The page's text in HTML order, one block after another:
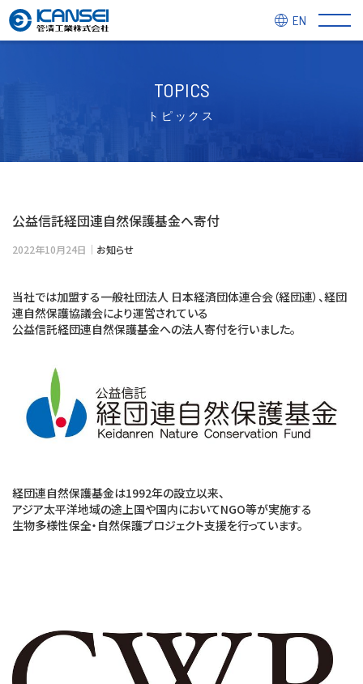
EN
TOPICS
トピックス
公益信託経団連自然保護基金へ寄付
2022年10月24日｜ お知らせ
当社では加盟する一般社団法人 日本経済団体連合会（経団連）、経団
連自然保護協議会により運営されている
公益信託経団連自然保護基金への法人寄付を行いました。
経団連自然保護基金は1992年の設立以来、
アジア太平洋地域の途上国や国内においてNGO等が実施する
生物多様性保全・自然保護プロジェクト支援を行っています。